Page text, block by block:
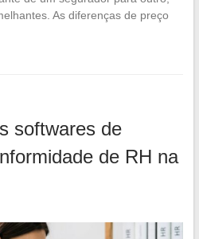
As diferenças de preço
softwares de
de RH na